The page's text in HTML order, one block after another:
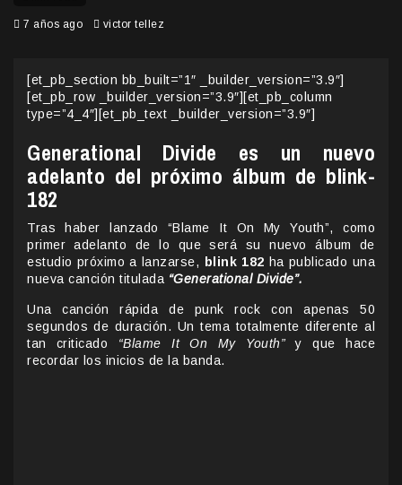
7 años ago victor tellez
[et_pb_section bb_built=”1″ _builder_version=”3.9″]
[et_pb_row _builder_version=”3.9″][et_pb_column
type=”4_4″][et_pb_text _builder_version=”3.9″]
Generational Divide es un nuevo
adelanto del próximo álbum de blink-
182
Tras haber lanzado “Blame It On My Youth”, como
primer adelanto de lo que será su nuevo álbum de
estudio próximo a lanzarse,
blink 182 ha publicado una
nueva canción titulada “Generational Divide”.
Una canción rápida de punk rock con apenas 50
segundos de duración. Un tema totalmente diferente al
tan criticado “Blame It On My Youth” y que hace
recordar los inicios de la banda.